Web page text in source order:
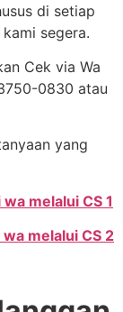
di setiap
segera.
Cek via Wa
0830 atau
yang
melalui CS 1
melalui CS 2